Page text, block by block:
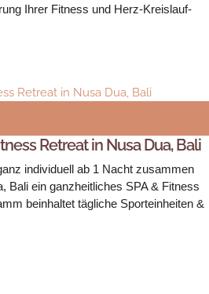
Ihrer Fitness und Herz-Kreislauf-
Retreat in Nusa Dua, Bali
individuell ab 1 Nacht zusammen
Bali ein ganzheitliches SPA & Fitness
beinhaltet tägliche Sporteinheiten &